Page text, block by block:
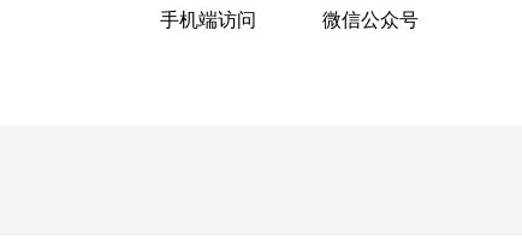
手机端访问 微信公众号